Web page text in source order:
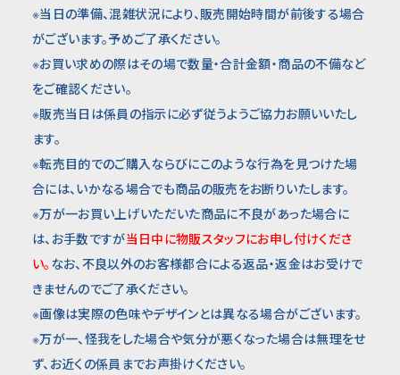
※当日の準備、混雑状況により、販売開始時間が前後する場合
がございます。予めご了承ください。
※お買い求めの際はその場で数量・合計金額・商品の不備など
をご確認ください。
※販売当日は係員の指示に必ず従うようご協力お願いいたし
ます。
※転売目的でのご購入ならびにこのような行為を見つけた場
合には、いかなる場合でも商品の販売をお断りいたします。
※万が一お買い上げいただいた商品に不良があった場合に
は、お手数ですが当日中に物販スタッフにお申し付けくださ
い。 なお、不良以外のお客様都合による返品・返金はお受けで
きませんのでご了承ください。
※画像は実際の色味やデザインとは異なる場合がございます。
※万が一、怪我をした場合や気分が悪くなった場合は無理をせ
ず、お近くの係員までお声掛けください。